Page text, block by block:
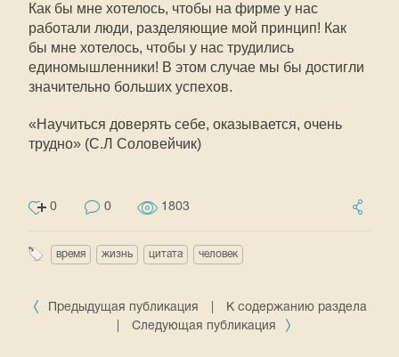
Как бы мне хотелось, чтобы на фирме у нас
работали люди, разделяющие мой принцип! Как
бы мне хотелось, чтобы у нас трудились
единомышленники! В этом случае мы бы достигли
значительно больших успехов.
«Научиться доверять себе, оказывается, очень
трудно» (С.Л Соловейчик)
0 0 1803
время жизнь цитата человек
Предыдущая публикация
К содержанию раздела
Следующая публикация